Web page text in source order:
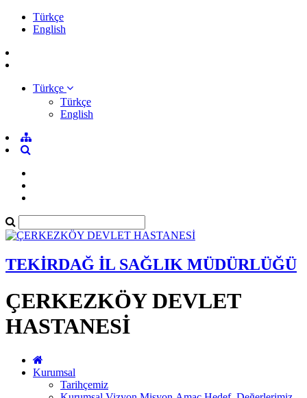
Türkçe
English
Türkçe
Türkçe
English
TEKİRDAĞ İL SAĞLIK MÜDÜRLÜĞÜ
ÇERKEZKÖY DEVLET
HASTANESİ
Kurumsal
Tarihçemiz